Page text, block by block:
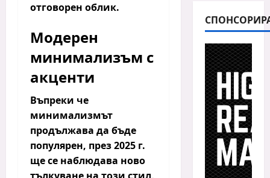
отговорен облик.
Модерен
минимализъм с
акценти
Въпреки че
минимализмът
продължава да бъде
популярен, през 2025 г.
ще се наблюдава ново